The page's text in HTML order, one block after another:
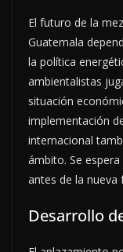
El futuro de la
Guatemala
la política
ambientalistas
situación
implementación
internacional
ámbito. Se
antes de la nueva
Desarrollo